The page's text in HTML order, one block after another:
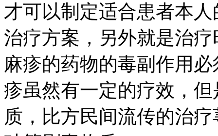
才可以制定适合患者本
治疗方案，另外就是治
麻疹的药物的毒副作用
疹虽然有一定的疗效，
质，比方民间流传的治